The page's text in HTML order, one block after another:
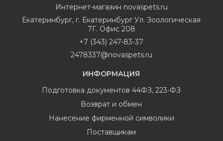
Интернет-магазин novaspets.ru
Екатеринбург, г. Екатеринбург Ул. Зоологическая
7Г. Офис 208
+7 (343) 247-83-37
2478337@novaspets.ru
ИНФОРМАЦИЯ
Подготовка документов 44ФЗ, 223-ФЗ
Возврат и обмен
Нанесение фирменной символики
Поставщикам